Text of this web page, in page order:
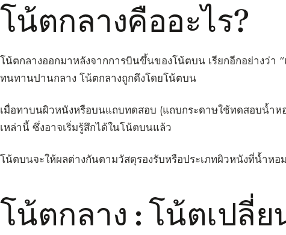
โน้ตกลางคืออะไร?
โน้ตกลางออกมาหลังจากการบินขึ้นของโน้ตบน เรียกอีกอย่างว่า
ทนทานปานกลาง โน้ตกลางถูกดึงโดยโน้ตบน
เมื่อทาบนผิวหนังหรือบนแถบทดสอบ (แถบกระดาษใช้ทดสอบน้ำห
เหล่านี้ ซึ่งอาจเริ่มรู้สึกได้ในโน้ตบนแล้ว
โน้ตบนจะให้ผลต่างกันตามวัสดุรองรับหรือประเภทผิวหนังที่น้ำหอ
โน้ตกลาง : โน้ตเปลี่